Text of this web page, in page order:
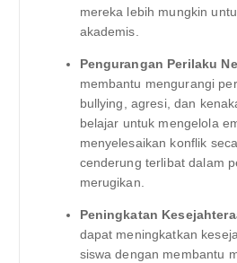
mereka lebih mungkin
akademis.
Pengurangan Perilaku
membantu mengurangi
bullying, agresi, dan
belajar untuk mengelola
menyelesaikan konflik
cenderung terlibat dalam
merugikan.
Peningkatan
dapat meningkatkan
siswa dengan membantu